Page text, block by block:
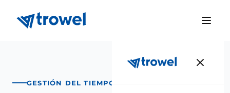
GESTIÓN DEL TIEMPO